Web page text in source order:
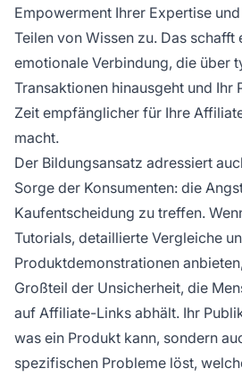
Empowerment Ihrer Expertise
Teilen von Wissen zu. Das schafft
emotionale Verbindung, die über
Transaktionen hinausgeht und Ihr
Zeit empfänglicher für Ihre
macht.
Der Bildungsansatz adressiert
Sorge der Konsumenten: die
Kaufentscheidung zu treffen.
Tutorials, detaillierte Vergleiche
Produktdemonstrationen
Großteil der Unsicherheit, die
auf Affiliate-Links abhält. Ihr
was ein Produkt kann, sondern
spezifischen Probleme löst,